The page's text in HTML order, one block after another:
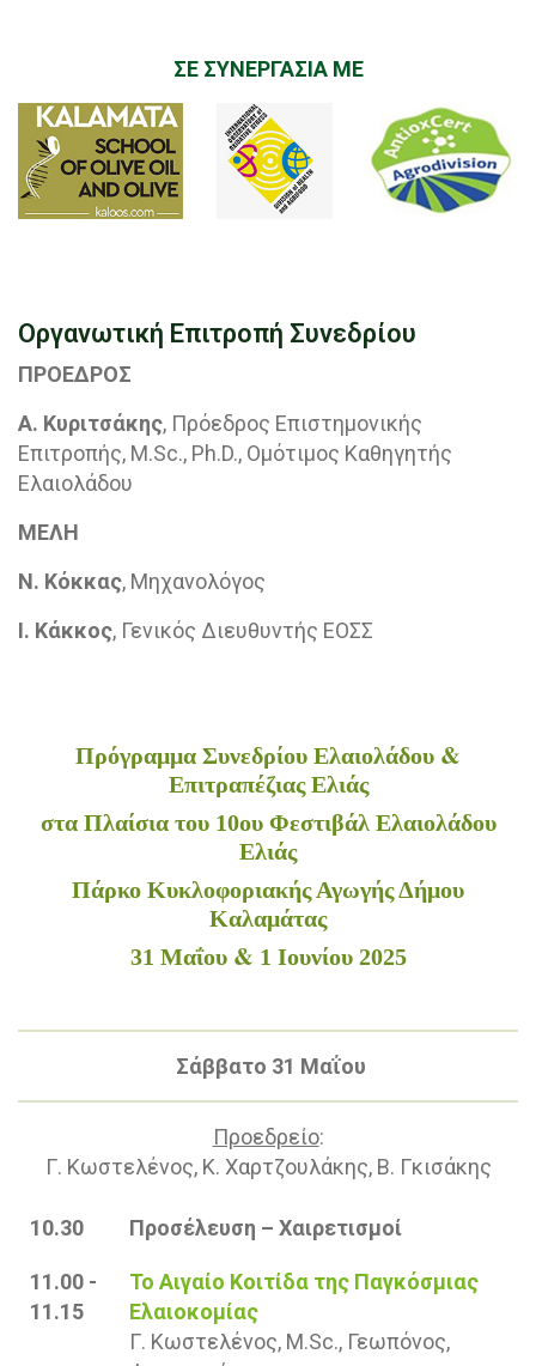
ΣΕ ΣΥΝΕΡΓΑΣΙΑ ΜΕ
Οργανωτική Επιτροπή Συνεδρίου
ΠΡΟΕΔΡΟΣ
Α. Κυριτσάκης, Πρόεδρος Επιστημονικής
Επιτροπής, Μ.Sc., Ph.D., Ομότιμος Καθηγητής
Ελαιολάδου
ΜΕΛΗ
Ν. Κόκκας, Μηχανολόγος
Ι. Κάκκος, Γενικός Διευθυντής ΕΟΣΣ
Πρόγραμμα Συνεδρίου Ελαιολάδου &
Επιτραπέζιας Ελιάς
στα Πλαίσια του 10ου Φεστιβάλ Ελαιολάδου
Ελιάς
Πάρκο Κυκλοφοριακής Αγωγής Δήμου
Καλαμάτας
31 Μαΐου & 1 Ιουνίου 2025
Σάββατο 31 Μαΐου
Προεδρείο:
Γ. Κωστελένος, Κ. Χαρτζουλάκης, Β. Γκισάκης
10.30 Προσέλευση – Χαιρετισμοί
11.00 -
11.15
Το Αιγαίο Κοιτίδα της Παγκόσμιας
Ελαιοκομίας
Γ. Κωστελένος, M.Sc., Γεωπόνος,